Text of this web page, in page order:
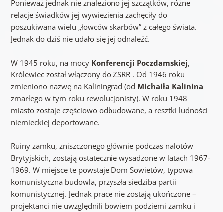
Ponieważ jednak nie znaleziono jej szczątków, różne
relacje świadków jej wywiezienia zachęciły do
poszukiwana wielu „łowców skarbów” z całego świata.
Jednak do dziś nie udało się jej odnaleźć.
W 1945 roku, na mocy Konferencji Poczdamskiej,
Królewiec został włączony do ZSRR . Od 1946 roku
zmieniono nazwę na Kaliningrad (od Michaiła Kalinina
zmarłego w tym roku rewolucjonisty). W roku 1948
miasto zostaje częściowo odbudowane, a resztki ludności
niemieckiej deportowane.
Ruiny zamku, zniszczonego głównie podczas nalotów
Brytyjskich, zostają ostatecznie wysadzone w latach 1967-
1969. W miejsce te powstaje Dom Sowietów, typowa
komunistyczna budowla, przyszła siedziba partii
komunistycznej. Jednak prace nie zostają ukończone –
projektanci nie uwzględnili bowiem podziemi zamku i